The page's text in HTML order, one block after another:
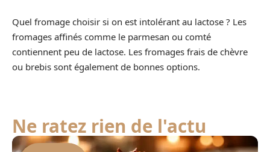
Quel fromage choisir si on est intolérant au lactose ? Les
fromages affinés comme le parmesan ou comté
contiennent peu de lactose. Les fromages frais de chèvre
ou brebis sont également de bonnes options.
Ne ratez rien de l'actu